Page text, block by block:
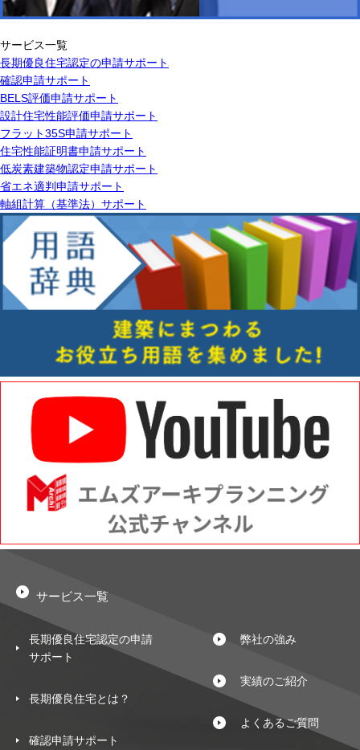
サービス一覧
長期優良住宅認定の申請サポート
確認申請サポート
BELS評価申請サポート
設計住宅性能評価申請サポート
フラット35S申請サポート
住宅性能証明書申請サポート
低炭素建築物認定申請サポート
省エネ適判申請サポート
軸組計算（基準法）サポート
サービス一覧
長期優良住宅認定の申請
サポート
長期優良住宅とは？
確認申請サポート
弊社の強み
実績のご紹介
よくあるご質問